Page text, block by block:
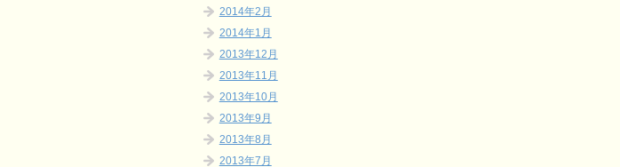
2014年2月
2014年1月
2013年12月
2013年11月
2013年10月
2013年9月
2013年8月
2013年7月